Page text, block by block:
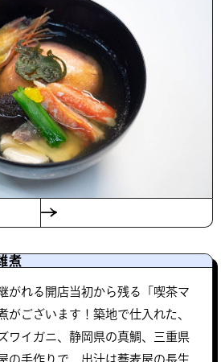
煮
がれる開店当初から残る「喫茶マ
がございます！築地で仕入れた、
ワイガニ、静岡県の真鯛、三重県
の手作りで、出汁は蕎麦屋の長生